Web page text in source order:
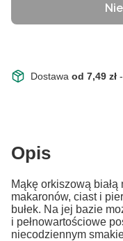
Dostawa od 7,49 zł
Opis
Mąkę orkiszową
makaronów, ciast i
bułek. Na jej bazie
i pełnowartościowe
niecodziennym